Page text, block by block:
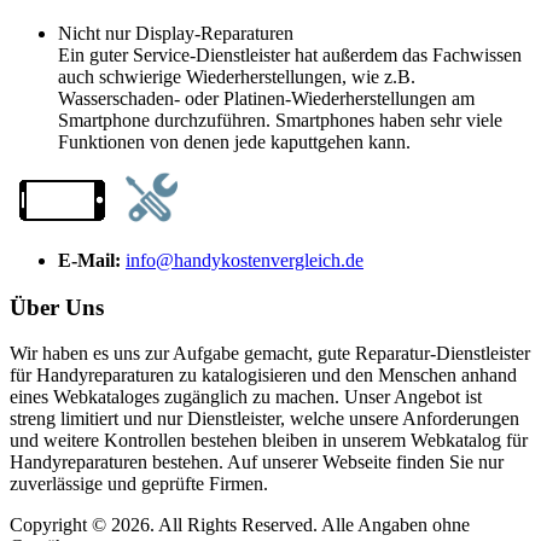
Nicht nur Display-Reparaturen
Ein guter Service-Dienstleister hat außerdem das Fachwissen
auch schwierige Wiederherstellungen, wie z.B.
Wasserschaden- oder Platinen-Wiederherstellungen am
Smartphone durchzuführen. Smartphones haben sehr viele
Funktionen von denen jede kaputtgehen kann.
E-Mail: info@handykostenvergleich.de
Über Uns
Wir haben es uns zur Aufgabe gemacht, gute Reparatur-Dienstleister
für Handyreparaturen zu katalogisieren und den Menschen anhand
eines Webkataloges zugänglich zu machen. Unser Angebot ist
streng limitiert und nur Dienstleister, welche unsere Anforderungen
und weitere Kontrollen bestehen bleiben in unserem Webkatalog für
Handyreparaturen bestehen. Auf unserer Webseite finden Sie nur
zuverlässige und geprüfte Firmen.
Copyright © 2026. All Rights Reserved. Alle Angaben ohne